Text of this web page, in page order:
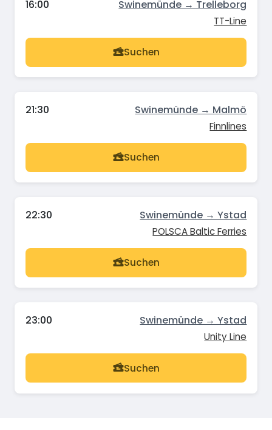
16:00 Swinemünde → Trelleborg
TT-Line
Suchen
21:30 Swinemünde → Malmö
Finnlines
Suchen
22:30 Swinemünde → Ystad
POLSCA Baltic Ferries
Suchen
23:00 Swinemünde → Ystad
Unity Line
Suchen